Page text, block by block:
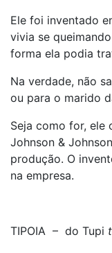
Ele foi inventado
vivia se
forma ela podia
Na verdade, não
ou para o marido
Seja como for, ele
Johnson &
produção. O
na empresa.
TIPOIA – do Tupi